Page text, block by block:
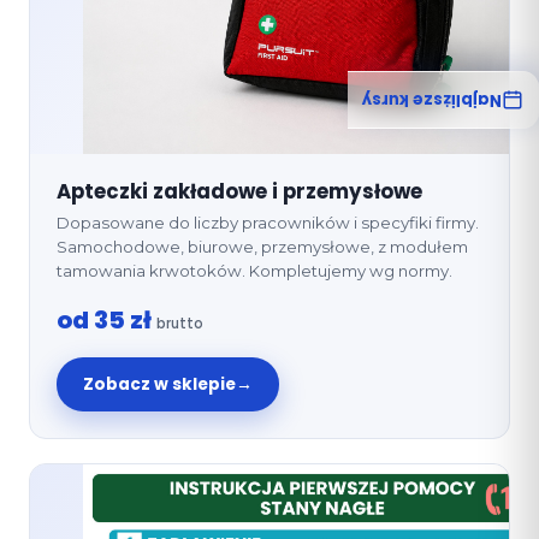
Apteczki zakładowe i przemysłowe
Dopasowane do liczby pracowników i specyfiki firmy.
Samochodowe, biurowe, przemysłowe, z modułem
tamowania krwotoków. Kompletujemy wg normy.
od 35 zł brutto
Zobacz w sklepie→
Najbliższe kursy